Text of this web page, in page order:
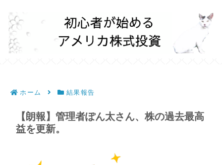
ホーム 結果報告
【朗報】管理者ぽん太さん、株の過去最高
益を更新。